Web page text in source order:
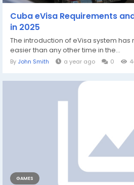
Cuba eVisa Requirements
in 2025
The introduction of eVisa system
easier than any other time in the...
By John Smith a year ago 0
GAMES